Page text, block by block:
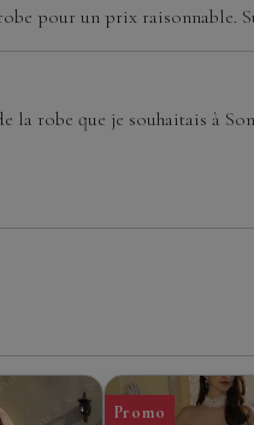
pour un prix raisonnable.
la robe que je souhaitais à
Promo